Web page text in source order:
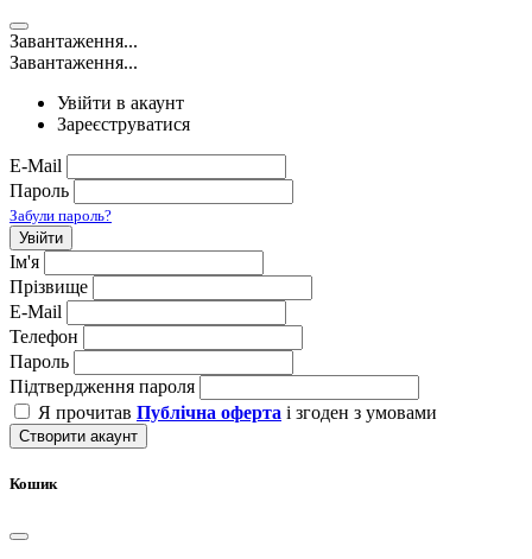
Завантаження...
Завантаження...
Увійти в акаунт
Зареєструватися
E-Mail
Пароль
Забули пароль?
Увійти
Ім'я
Прізвище
E-Mail
Телефон
Пароль
Підтвердження пароля
Я прочитав Публічна оферта і згоден з умовами
Створити акаунт
Кошик